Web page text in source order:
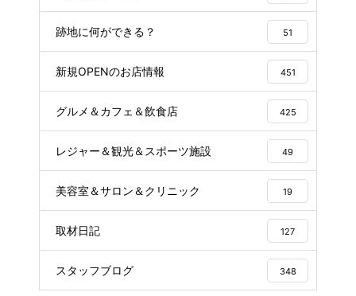
跡地に何ができる？ 51
新規OPENのお店情報 451
グルメ＆カフェ＆飲食店 425
レジャー＆観光＆スポーツ施設 49
美容室＆サロン＆クリニック 19
取材日記 127
スタッフブログ 348